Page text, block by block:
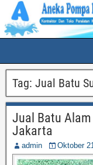
Tag: Jual Batu
Jual Batu
Jakarta
admin Oktober